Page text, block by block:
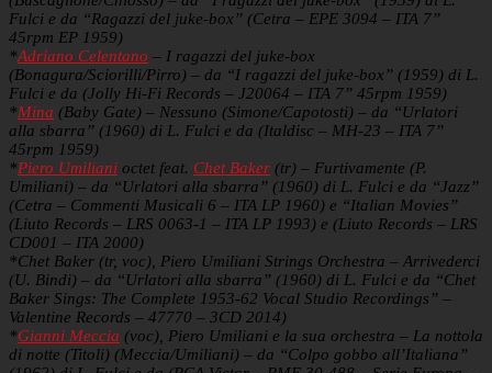
Fulci e da “Ragazzi del juke-box” (Cetra – EPE 3094 – ITA 7”
45rpm EP 1959)
*Adriano Celentano – I ragazzi del juke-box
(Bonagura/Sciorilli/Pirro) – da “I ragazzi del juke-box” (1959) di L.
Fulci e da (Jolly Hi-Fi Records – J20064 – ITA 7” 45rpm 1959)
*Mina (Baby Gate) – Nessuno (Simone/Capotosti) – da “Urlatori
alla sbarra” (1960) di L. Fulci e da (Italdisc – MH-23 – ITA 7”
45rpm 1959)
*Piero Umiliani octet feat. Chet Baker (tr) – Furtivamente (P.
Umiliani) – da “Urlatori alla sbarra” (1960) di L. Fulci e da “Jazz”
(Cetra – Commenti Musicali 6 – ITA LP 1960) e “Italian Movies”
(Liuto Records – LRS 0063-1 – ITA LP 1993) e (Liuto Records – LRS
CD001 – ITA 2000)
*Chet Baker (tr, voc), Piero Umiliani Strings Orchestra – Arrivederci
(U. Bindi) – da “Urlatori alla sbarra” (1960) di L. Fulci e da “Chet
Baker Sings: The Complete 1953-62 Vocal Studio Recordings” –
Valentine Records ‎– 47770 – 3CD 2014)
*Gianni Meccia (voc), Piero Umiliani e la sua orchestra – La nottola
di notte (Titoli) (Meccia/Umiliani) – da “Colpo gobbo all’Italiana”